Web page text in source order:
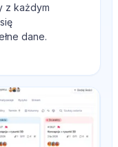
z każdym
dane.